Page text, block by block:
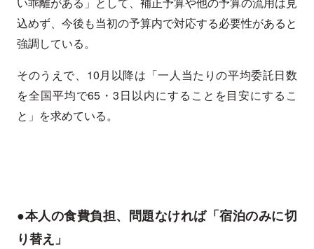
込めず、今後も当初の予算内で対応する必要性があると
強調している。
そのうえで、10月以降は「一人当たりの平均委託日数
を全国平均で65・3日以内にすることを目安にするこ
と」を求めている。
●本人の食費負担、問題なければ「宿泊のみに切
り替え」